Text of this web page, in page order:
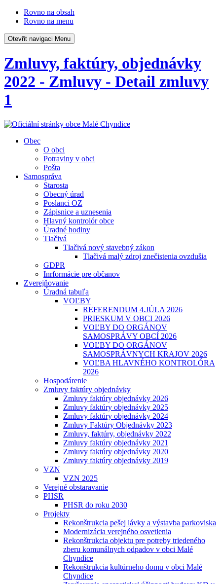
Rovno na obsah
Rovno na menu
Otevřit navigaci Menu
Zmluvy, faktúry, objednávky
2022 - Zmluvy - Detail zmluvy
1
Obec
O obci
Potraviny v obci
Pošta
Samospráva
Starosta
Obecný úrad
Poslanci OZ
Zápisnice a uznesenia
Hlavný kontrolór obce
Úradné hodiny
Tlačivá
Tlačivá nový stavebný zákon
Tlačivá malý zdroj znečistenia ovzdušia
GDPR
Inrformácie pre občanov
Zverejňovanie
Úradná tabuľa
VOĽBY
REFERENDUM 4.JÚLA 2026
PRIESKUM V OBCI 2026
VOĽBY DO ORGÁNOV
SAMOSPRÁVY OBCÍ 2026
VOĽBY DO ORGÁNOV
SAMOSPRÁVNYCH KRAJOV 2026
VOĽBA HLAVNÉHO KONTROLÓRA
2026
Hospodárenie
Zmluvy faktúry objednávky
Zmluvy faktúry objednávky 2026
Zmluvy faktúry objednávky 2025
Zmluvy faktúry objednávky 2024
Zmluvy Faktúry Objednávky 2023
Zmluvy, faktúry, objednávky 2022
Zmluvy faktúry objednávky 2021
Zmluvy faktúry objednávky 2020
Zmluvy faktúry objednávky 2019
VZN
VZN 2025
Verejné obstaravanie
PHSR
PHSR do roku 2030
Projekty
Rekonštrukcia pešej lávky a výstavba parkoviska
Modernizácia verejného osvetlenia
Rekonštrukcia objektu pre potreby triedeného
zberu komunálnych odpadov v obci Malé
Chyndice
Rekonštrukcia kultúrneho domu v obci Malé
Chyndice